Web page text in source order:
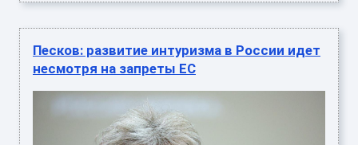
Песков: развитие интуризма в России идет
несмотря на запреты ЕС